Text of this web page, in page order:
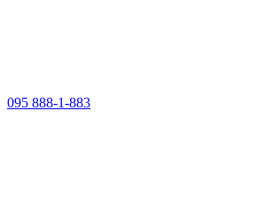
095 888-1-883